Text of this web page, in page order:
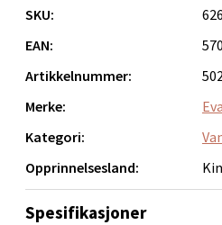
SKU:
EAN:
Artikkelnummer:
Merke:
Kategori:
Opprinnelsesland:
Spesifikasjoner
Bergen - Thon
Sartorvegen 12, 5353
Åpent i dag 10-18
0 i butikk